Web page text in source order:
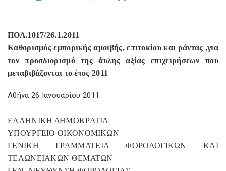
ΠΟΛ.1017/26.1.2011
Καθορισμός εμπορικής αμοιβής, επιτοκίου και ράντας ,για
τον προσδιορισμό της άυλης αξίας επιχειρήσεων που
μεταβιβάζονται το έτος 2011
Αθήνα 26 Ιανουαρίου 2011
ΕΛΛΗΝΙΚΗ ΔΗΜΟΚΡΑΤΙΑ
ΥΠΟΥΡΓΕΙΟ ΟΙΚΟΝΟΜΙΚΩΝ
ΓΕΝΙΚΗ ΓΡΑΜΜΑΤΕΙΑ ΦΟΡΟΛΟΓΙΚΩΝ ΚΑΙ
ΤΕΛΩΝΕΙΑΚΩΝ ΘΕΜΑΤΩΝ